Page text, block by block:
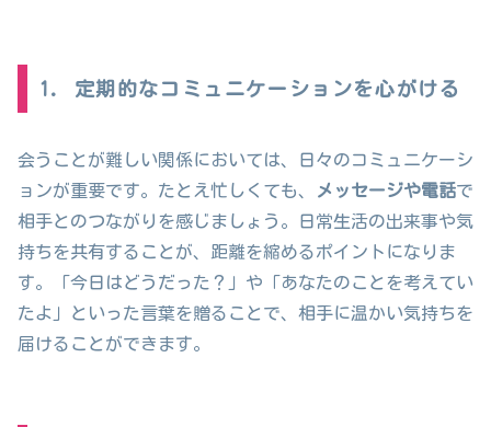
1. 定期的なコミュニケーションを心がける
会うことが難しい関係においては、日々のコミュニケーシ
ョンが重要です。たとえ忙しくても、
メッセージや電話で
相手とのつながりを感じましょう。日常生活の出来事や気
持ちを共有することが、距離を縮めるポイントになりま
す。「今日はどうだった？」や「あなたのことを考えてい
たよ」といった言葉を贈ることで、相手に温かい気持ちを
届けることができます。